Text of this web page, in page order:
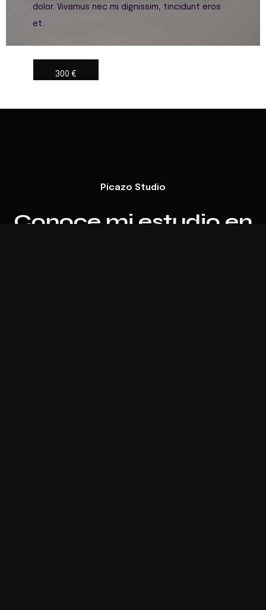
dolor. Vivamus nec mi dignissim, tincidunt eros
et.
300 €
Picazo Studio
Conoce mi estudio en